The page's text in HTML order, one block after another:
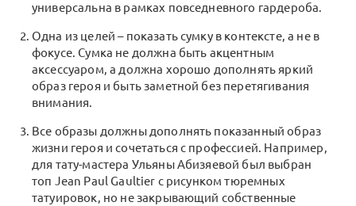
универсальна в рамках повседневного гардероба.
Одна из целей – показать сумку в контексте, а не в
фокусе. Сумка не должна быть акцентным
аксессуаром, а должна хорошо дополнять яркий
образ героя и быть заметной без перетягивания
внимания.
Все образы должны дополнять показанный образ
жизни героя и сочетаться с профессией. Например,
для тату-мастера Ульяны Абизяевой был выбран
топ Jean Paul Gaultier с рисунком тюремных
татуировок, но не закрывающий собственные